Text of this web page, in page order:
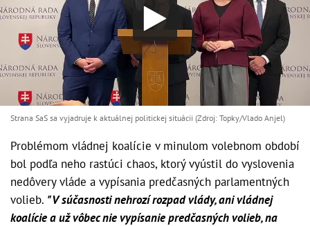
Strana SaS sa vyjadruje k aktuálnej politickej situácii (Zdroj: Topky/Vlado Anjel)
Problémom vládnej koalície v minulom volebnom období
bol podľa neho rastúci chaos, ktorý vyústil do vyslovenia
nedôvery vláde a vypísania predčasných parlamentných
volieb. "V súčasnosti nehrozí rozpad vlády, ani vládnej
koalície a už vôbec nie vypísanie predčasných volieb, na